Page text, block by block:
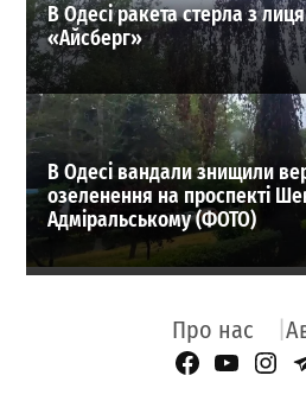
В Одесі ракета стерла з
«Айсберг»
В Одесі вандали знищили
озеленення на проспекті
Адміральському (ФОТО)
Про нас
Facebook